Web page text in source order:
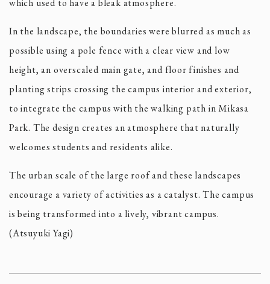
which used to have a bleak atmosphere.
In the landscape, the boundaries were blurred as much as
possible using a pole fence with a clear view and low
height, an overscaled main gate, and floor finishes and
planting strips crossing the campus interior and exterior,
to integrate the campus with the walking path in Mikasa
Park. The design creates an atmosphere that naturally
welcomes students and residents alike.
The urban scale of the large roof and these landscapes
encourage a variety of activities as a catalyst. The campus
is being transformed into a lively, vibrant campus.
(Atsuyuki Yagi)